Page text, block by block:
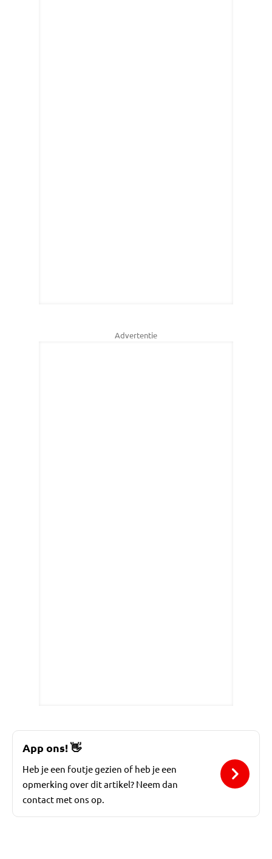
Advertentie
App ons!👋
Heb je een foutje gezien of heb je een
opmerking over dit artikel? Neem dan
contact met ons op.